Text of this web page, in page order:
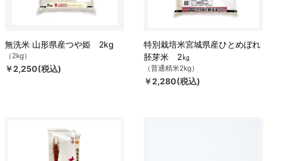
無洗米 山形県産つや姫 2kg
（2kg）
￥2,250(税込)
特別栽培米宮城県産ひとめぼれ
胚芽米 2㎏
（普通精米2kg）
￥2,280(税込)